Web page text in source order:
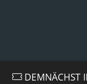
DEMNÄCHST